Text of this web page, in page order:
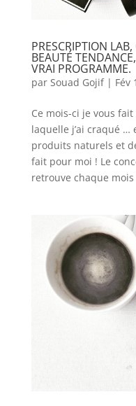
PRESCRIPTION
BEAUTÉ
VRAI PROGRAMME.
par Souad Gojif| Fév
Ce mois-ci je vous
laquelle j’ai craqué
produits naturels et
fait pour moi ! Le
retrouve chaque